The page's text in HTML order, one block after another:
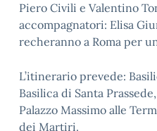
Piero Civili e Valentino
accompagnatori: Elisa
recheranno a Roma per
L’itinerario prevede:
Basilica di Santa
Palazzo Massimo alle
dei Martiri.